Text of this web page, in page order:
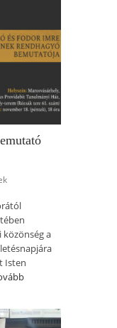
közönség a
Isten